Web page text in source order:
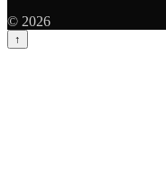
© 2026
↑